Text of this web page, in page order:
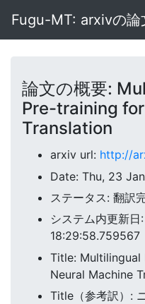
Fugu-MT: arxivの論
論文の概要:
Pre-training
Translation
arxiv url: http://
Date: Thu, 23
ステータス: 翻訳
システム内更新
18:29:58.759567
Title:
Neural Machine
Title（参考訳）: